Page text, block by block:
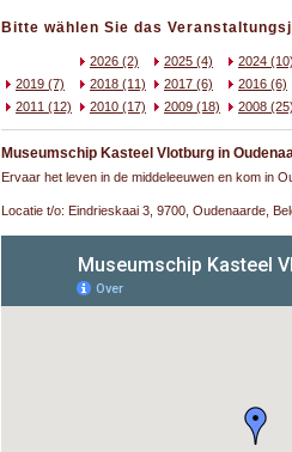
Bitte wählen Sie das
2026 (2) 2025 (4)
2024
2019 (7)
2018 (11) 2017 (6)
2016 (6)
2011 (12)
2010 (17) 2009 (18) 2008
Museumschip Kasteel Vlotburg in
Ervaar het leven in de middeleeuwen en kom in
Locatie t/o: Eindrieskaai 3, 9700, Oudenaarde,